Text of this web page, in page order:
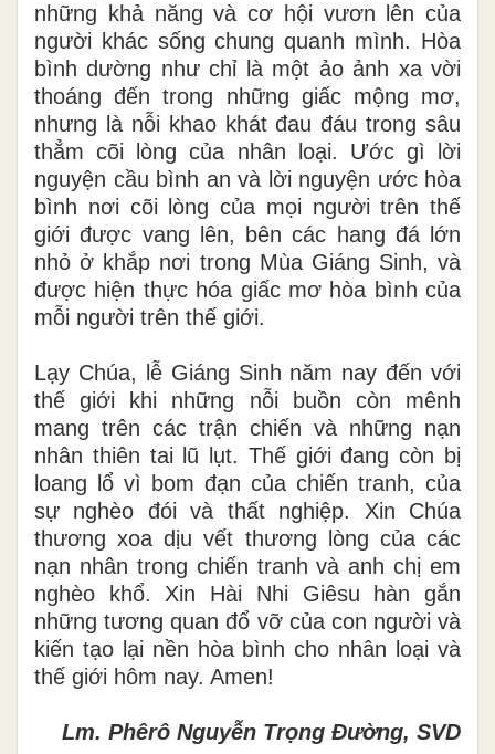
những khả năng và cơ hội vươn lên của
người khác sống chung quanh mình. Hòa
bình dường như chỉ là một ảo ảnh xa vời
thoáng đến trong những giấc mộng mơ,
nhưng là nỗi khao khát đau đáu trong sâu
thẳm cõi lòng của nhân loại. Ước gì lời
nguyện cầu bình an và lời nguyện ước hòa
bình nơi cõi lòng của mọi người trên thế
giới được vang lên, bên các hang đá lớn
nhỏ ở khắp nơi trong Mùa Giáng Sinh, và
được hiện thực hóa giấc mơ hòa bình của
mỗi người trên thế giới.
Lạy Chúa, lễ Giáng Sinh năm nay đến với
thế giới khi những nỗi buồn còn mênh
mang trên các trận chiến và những nạn
nhân thiên tai lũ lụt. Thế giới đang còn bị
loang lổ vì bom đạn của chiến tranh, của
sự nghèo đói và thất nghiệp. Xin Chúa
thương xoa dịu vết thương lòng của các
nạn nhân trong chiến tranh và anh chị em
nghèo khổ. Xin Hài Nhi Giêsu hàn gắn
những tương quan đổ vỡ của con người và
kiến tạo lại nền hòa bình cho nhân loại và
thế giới hôm nay. Amen!
Lm. Phêrô Nguyễn Trọng Đường, SVD